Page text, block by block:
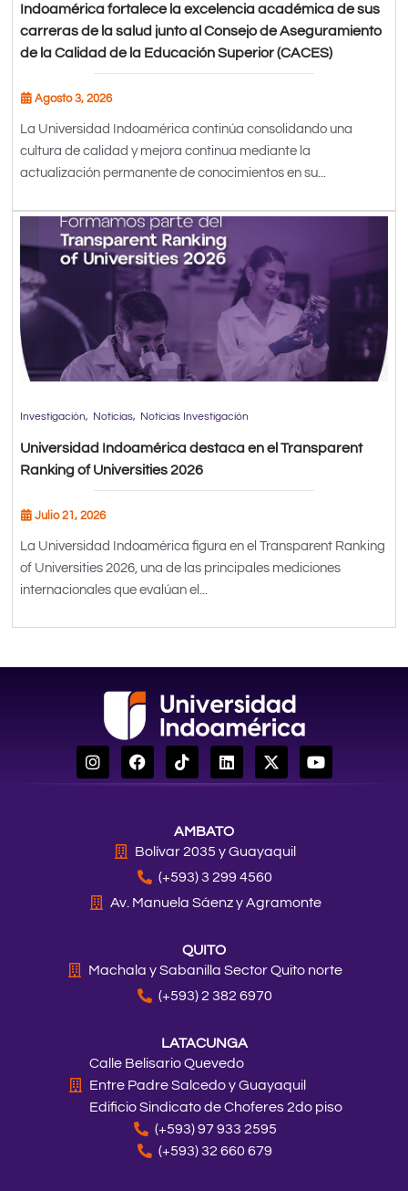
Indoamérica fortalece la excelencia académica de sus
carreras de la salud junto al Consejo de Aseguramiento
de la Calidad de la Educación Superior (CACES)
Agosto 3, 2026
La Universidad Indoamérica continúa consolidando una
cultura de calidad y mejora continua mediante la
actualización permanente de conocimientos en su...
Investigación Noticias Noticias Investigación
Universidad Indoamérica destaca en el Transparent
Ranking of Universities 2026
Julio 21, 2026
La Universidad Indoamérica figura en el Transparent Ranking
of Universities 2026, una de las principales mediciones
internacionales que evalúan el...
I
n
s
F
a
c
o
k
T
i
k
k
L
i
n
d
i
X
-
t
t
r
Y
o
u
AMBATO
Bolívar 2035 y Guayaquil
(+593) 3 299 4560
Av. Manuela Sáenz y Agramonte
QUITO
Machala y Sabanilla Sector Quito norte
(+593) 2 382 6970
LATACUNGA
Calle Belisario Quevedo
Entre Padre Salcedo y Guayaquil
Edificio Sindicato de Choferes 2do piso
(+593) 97 933 2595
(+593) 32 660 679